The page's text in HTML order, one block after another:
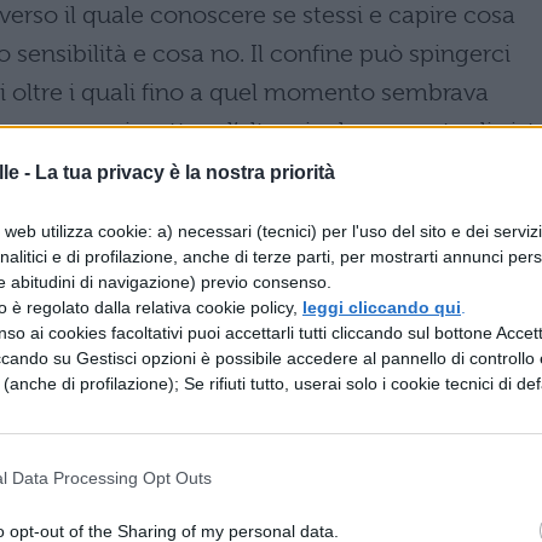
- La tua privacy è la nostra priorità
utilizza cookie: a) necessari (tecnici) per l'uso del sito e dei
e di profilazione, anche di terze parti, per mostrarti annunci
abitudini di navigazione) previo consenso.
è regolato dalla relativa cookie policy, leggi cliccando qui
ai cookies facoltativi puoi accettarli tutti cliccando sul bottone
su Gestisci opzioni è possibile accedere al pannello di controllo
di profilazione); Se rifiuti tutto, userai solo i cookie tecnici di
Data Processing Opt Outs
opt-out of the Sharing of my personal data.
il quale conoscere se stessi e capire cosa
sensibilità e cosa no. Il confine può spingerci
i quali fino a quel momento sembrava
a rispettare l’altro sia da un punto di
corpo rappresenta il confine del nostro
gli avvenimenti degli ultimi periodi ci
di confine, andando a mostrarcela
economica e culturale che alimenta i
così ad aumentare le tensioni sociali che
ad inasprire di pari passo col proprio declino
la televisione e vediamo un’Europa che
meno stabili, in cui in pochi beneficiano dei
unione sembra porsi come unico vero e
(non a caso la sigla iniziale dell’Unione